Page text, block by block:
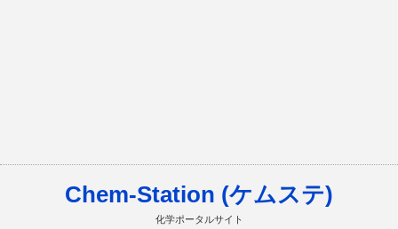
Chem-Station (ケムステ)
化学ポータルサイト